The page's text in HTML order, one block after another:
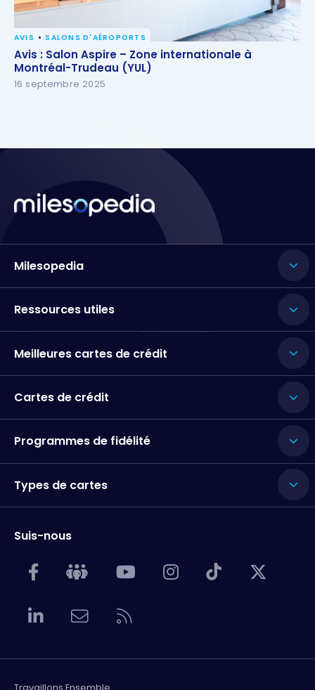
Avis : Salon Aspire – Zone internationale à
Montréal-Trudeau (YUL)
AVIS SALONS D'AÉROPORTS
Avis : Salon Aspire – Zone internationale à
Montréal-Trudeau (YUL)
16 septembre 2025
Milesopedia
Ressources utiles
Meilleures cartes de crédit
Cartes de crédit
Programmes de fidélité
Types de cartes
Suis-nous